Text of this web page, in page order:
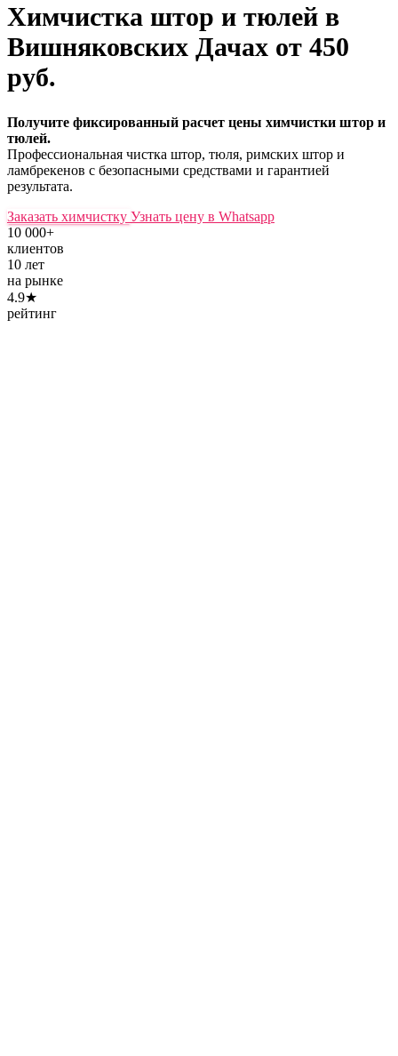
Химчистка штор и тюлей в
Вишняковских Дачах от 450
руб.
Получите фиксированный расчет цены химчистки штор и
тюлей.
Профессиональная чистка штор, тюля, римских штор и
ламбрекенов с безопасными средствами и гарантией
результата.
Заказать химчистку Узнать цену в Whatsapp
10 000+
клиентов
10 лет
на рынке
4.9★
рейтинг